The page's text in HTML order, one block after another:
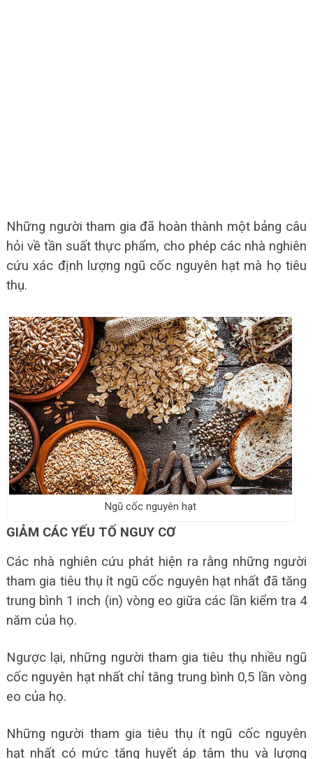
Những người tham gia đã hoàn thành một bảng câu
hỏi về tần suất thực phẩm, cho phép các nhà nghiên
cứu xác định lượng ngũ cốc nguyên hạt mà họ tiêu
thụ.
Ngũ cốc nguyên hạt
GIẢM CÁC YẾU TỐ NGUY CƠ
Các nhà nghiên cứu phát hiện ra rằng những người
tham gia tiêu thụ ít ngũ cốc nguyên hạt nhất đã tăng
trung bình 1 inch (in) vòng eo giữa các lần kiểm tra 4
năm của họ.
Ngược lại, những người tham gia tiêu thụ nhiều ngũ
cốc nguyên hạt nhất chỉ tăng trung bình 0,5 lần vòng
eo của họ.
Những người tham gia tiêu thụ ít ngũ cốc nguyên
hạt nhất có mức tăng huyết áp tâm thu và lượng